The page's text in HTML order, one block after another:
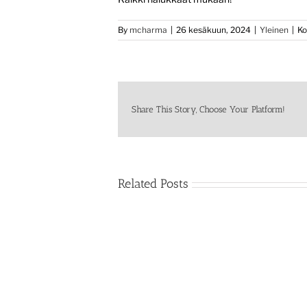
By mcharma 26 kesäkuun, 2024 Yleinen
Share This Story, Choose Your Platform!
Related Posts